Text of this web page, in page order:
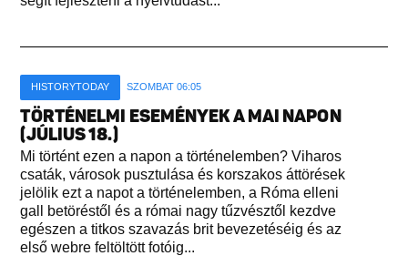
HISTORYTODAY SZOMBAT 06:05
TÖRTÉNELMI ESEMÉNYEK A MAI NAPON
(JÚLIUS 18.)
Mi történt ezen a napon a történelemben? Viharos
csaták, városok pusztulása és korszakos áttörések
jelölik ezt a napot a történelemben, a Róma elleni
gall betöréstől és a római nagy tűzvésztől kezdve
egészen a titkos szavazás brit bevezetéséig és az
első webre feltöltött fotóig...